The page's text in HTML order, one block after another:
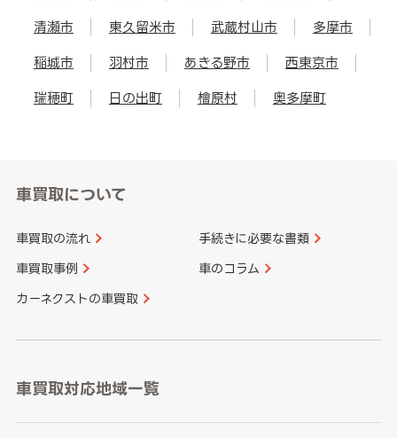
清瀬市 東久留米市 武蔵村山市 多摩市
稲城市 羽村市 あきる野市 西東京市
瑞穂町 日の出町 檜原村 奥多摩町
車買取について
車買取の流れ 手続きに必要な書類
車買取事例 車のコラム
カーネクストの車買取
車買取対応地域一覧